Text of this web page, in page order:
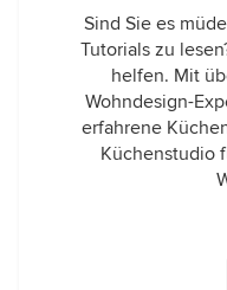
Sind Sie es
Tutorials zu
helfen. Mit
Wohndesign-
erfahrene
Küchenstudio